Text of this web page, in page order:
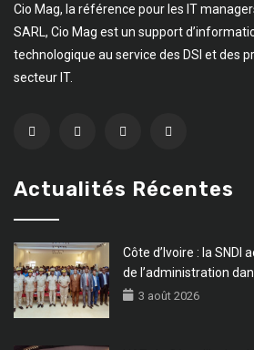
Cio Mag, la référence pour les IT
SARL, Cio Mag est un support
technologique au service des DSI et des
secteur IT.
Actualités Récentes
Côte d’Ivoire : la SNDI
de l’administration
3 août 2026